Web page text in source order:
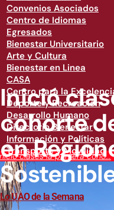
Convenios Asociados
Centro de Idiomas
Egresados
Bienestar Universitario
Arte y Cultura
Bienestar en Linea
CASA
Centro para la
Deporte y Recreación
Desarrollo Humano
Directorio Bienestar
Información y Políticas
Transporte y Movilidad
clases la primera coho...
Inició
cohorte
en
Lo UAO de la Semana